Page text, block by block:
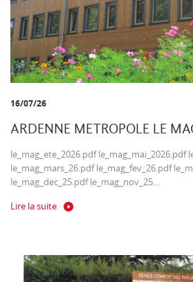
16/07/26
ARDENNE METROPOLE LE
le_mag_ete_2026.pdf le_mag_mai_2026.pdf
le_mag_mars_26.pdf le_mag_fev_26.pdf
le_mag_dec_25.pdf le_mag_nov_25...
Lire la suite